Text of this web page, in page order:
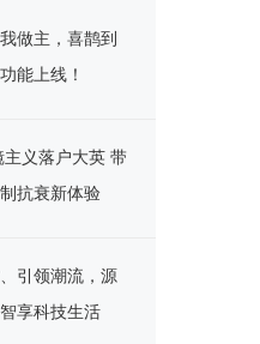
做主，喜鹊到
能上线！
主义落户大英 带
抗衰新体验
引领潮流，源
享科技生活